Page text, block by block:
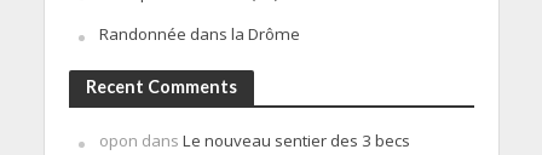
Randonnée dans la Drôme
Recent Comments
opon dans Le nouveau sentier des 3 becs